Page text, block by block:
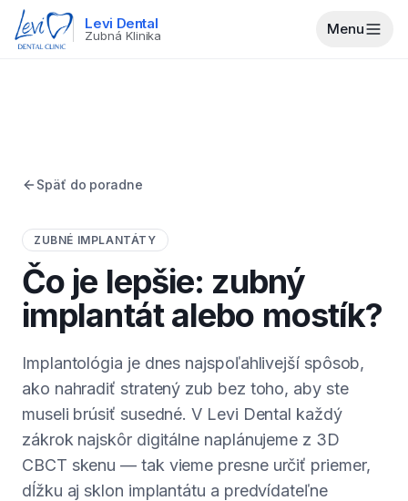
Levi Dental
Zubná Klinika Menu
Späť do poradne
ZUBNÉ IMPLANTÁTY
Čo je lepšie: zubný
implantát alebo mostík?
Implantológia je dnes najspoľahlivejší spôsob,
ako nahradiť stratený zub bez toho, aby ste
museli brúsiť susedné. V Levi Dental každý
zákrok najskôr digitálne naplánujeme z 3D
CBCT skenu — tak vieme presne určiť priemer,
dĺžku aj sklon implantátu a predvídateľne